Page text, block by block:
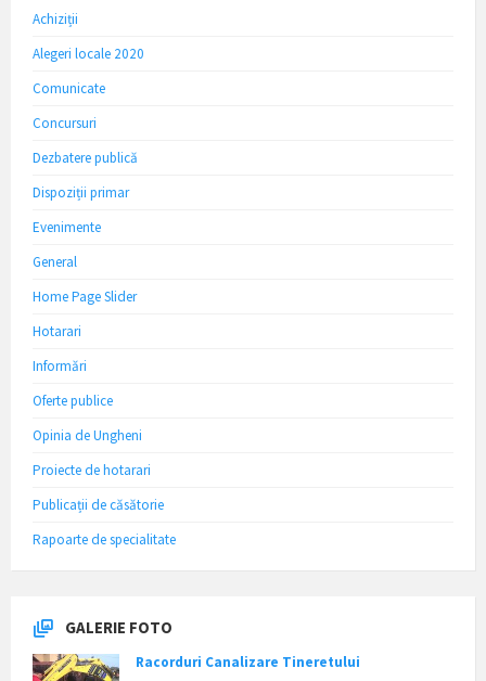
Achiziții
Alegeri locale 2020
Comunicate
Concursuri
Dezbatere publică
Dispoziții primar
Evenimente
General
Home Page Slider
Hotarari
Informări
Oferte publice
Opinia de Ungheni
Proiecte de hotarari
Publicații de căsătorie
Rapoarte de specialitate
GALERIE FOTO
Racorduri Canalizare Tineretului